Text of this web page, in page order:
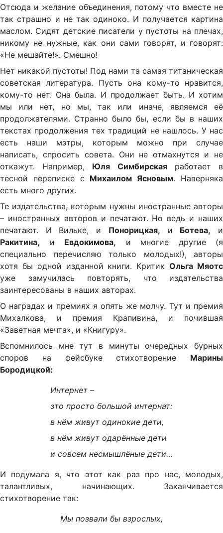
Отсюда и желание объединения, потому что вместе не
так страшно и не так одиноко. И получается картина
маслом. Сидят детские писатели у пустоты на плечах,
никому не нужные, как они сами говорят, и говорят:
«Не мешайте!». Смешно!
Нет никакой пустоты! Под нами та самая титаническая
советская литература. Пусть она кому-то нравится,
кому-то нет. Она была. И продолжает быть. И хотим
мы или нет, но мы, так или иначе, являемся её
продолжателями. Странно было бы, если бы в наших
текстах продолжения тех традиций не нашлось. У нас
есть наши мэтры, которым можно при случае
написать, спросить совета. Они не отмахнутся и не
откажут. Например, Юля Симбирскаяработает в
тесной переписке с Михаилом Ясновым. Наверняка
есть много других.
Те издательства, которым нужны иностранные авторы
– иностранных авторов и печатают. Но ведь и наших
печатают. И Вильке, и Понорицкая, и Ботева, и
Ракитина, и Евдокимова, и многие другие (я
специально перечисляю только молодых!), авторы
хотя бы одной изданной книги. КритикОльга Мяотс
уже замучилась повторять, что издательства
заинтересованы в наших авторах.
О наградах и премиях я опять же молчу. Тут и премия
Михалкова, и премия Крапивина, и почившая
«Заветная мечта», и «Книгуру».
Вспомнилось мне тут в минуты очередных бурных
споров на фейсбуке стихотворение Марины
Бородицкой:
Интернет –
это просто большой интернат:
в нём живут одинокие дети,
в нём живут одарённые дети
и совсем несмышлёные дети…
И подумала я, что этот как раз про нас, молодых,
талантливых, начинающих. Заканчивается
стихотворение так:
Мы позвали бы взрослых,